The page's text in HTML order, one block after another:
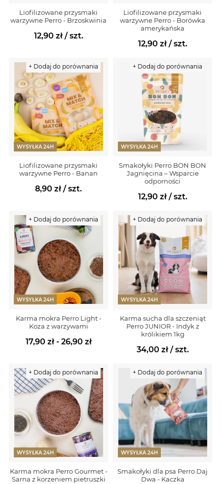
Liofilizowane przysmaki
warzywne Perro - Brzoskwinia
12,90 zł/ szt.
Liofilizowane przysmaki
warzywne Perro - Borówka
amerykańska
12,90 zł/ szt.
WYSYŁKA 24H
Liofilizowane przysmaki
warzywne Perro - Banan
8,90 zł / szt.
+ Dodaj do porównania
WYSYŁKA 24H
Smakołyki Perro BON BON
Jagnięcina – Wsparcie
odporności
12,90 zł/ szt.
+ Dodaj do porównania
WYSYŁKA 24H
Karma mokra Perro Light -
Koza z warzywami
17,90 zł - 26,90 zł
+ Dodaj do porównania
WYSYŁKA 24H
Karma sucha dla szczeniąt
Perro JUNIOR - Indyk z
królikiem 1kg
34,00 zł/ szt.
+ Dodaj do porównania
WYSYŁKA 24H
Karma mokra Perro Gourmet -
Sarna z korzeniem pietruszki
+ Dodaj do porównania
WYSYŁKA 24H
Smakołyki dla psa Perro Daj
Dwa - Kaczka
+ Dodaj do porównania